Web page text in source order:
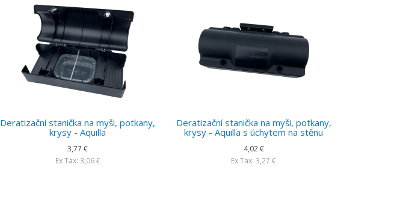
Deratizační stanička na myši, potkany,
krysy - Aquilla
3,77 €
Ex Tax: 3,06 €
Deratizační stanička na myši, potkany,
krysy - Aquilla s úchytem na stěnu
4,02 €
Ex Tax: 3,27 €